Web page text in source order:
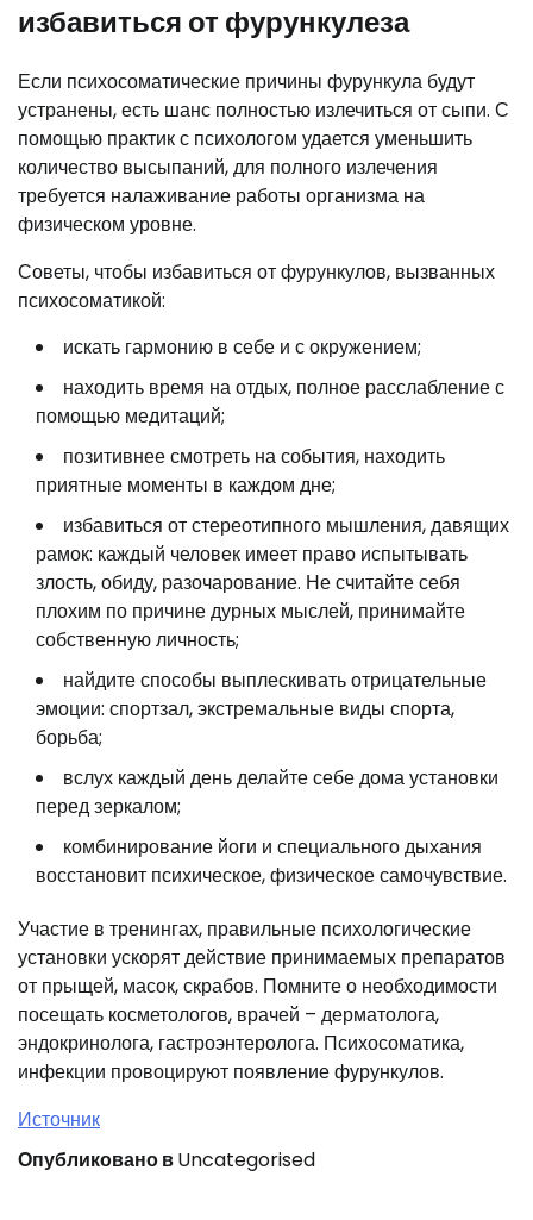
избавиться от фурункулеза
Если психосоматические причины фурункула будут
устранены, есть шанс полностью излечиться от сыпи. С
помощью практик с психологом удается уменьшить
количество высыпаний, для полного излечения
требуется налаживание работы организма на
физическом уровне.
Советы, чтобы избавиться от фурункулов, вызванных
психосоматикой:
искать гармонию в себе и с окружением;
находить время на отдых, полное расслабление с
помощью медитаций;
позитивнее смотреть на события, находить
приятные моменты в каждом дне;
избавиться от стереотипного мышления, давящих
рамок: каждый человек имеет право испытывать
злость, обиду, разочарование. Не считайте себя
плохим по причине дурных мыслей, принимайте
собственную личность;
найдите способы выплескивать отрицательные
эмоции: спортзал, экстремальные виды спорта,
борьба;
вслух каждый день делайте себе дома установки
перед зеркалом;
комбинирование йоги и специального дыхания
восстановит психическое, физическое самочувствие.
Участие в тренингах, правильные психологические
установки ускорят действие принимаемых препаратов
от прыщей, масок, скрабов. Помните о необходимости
посещать косметологов, врачей – дерматолога,
эндокринолога, гастроэнтеролога. Психосоматика,
инфекции провоцируют появление фурункулов.
Источник
Опубликовано вUncategorised